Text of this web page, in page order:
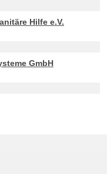
Hilfe e.V.
GmbH